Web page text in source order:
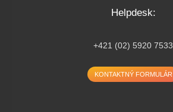
Helpdesk:
+421 (02) 5920 7533
KONTAKTNÝ FORMULÁR